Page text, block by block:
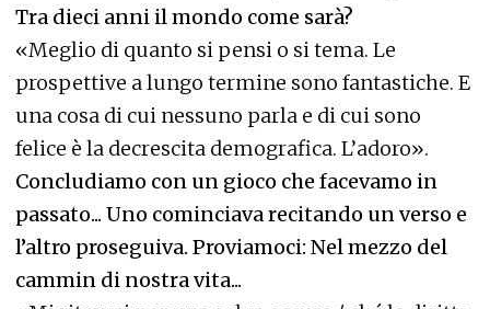
Tra dieci anni il mondo come sarà?
«Meglio di quanto si pensi o si tema. Le
prospettive a lungo termine sono fantastiche. E
una cosa di cui nessuno parla e di cui sono
felice è la decrescita demografica. L’adoro».
Concludiamo con un gioco che facevamo in
passato... Uno cominciava recitando un verso e
l’altro proseguiva. Proviamoci: Nel mezzo del
cammin di nostra vita...